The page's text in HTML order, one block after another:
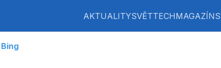
AKTUALITYSVĚTTECHMAGAZÍN
Bing